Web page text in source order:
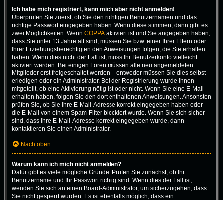
Ich habe mich registriert, kann mich aber nicht anmelden!
Überprüfen Sie zuerst, ob Sie den richtigen Benutzernamen und das
richtige Passwort eingegeben haben. Wenn diese stimmen, dann gibt es
zwei Möglichkeiten. Wenn COPPA aktiviert ist und Sie angegeben haben,
dass Sie unter 13 Jahre alt sind, müssen Sie bzw. einer Ihrer Eltern oder
Ihrer Erziehungsberechtigten den Anweisungen folgen, die Sie erhalten
haben. Wenn dies nicht der Fall ist, muss Ihr Benutzerkonto vielleicht
aktiviert werden. Bei einigen Foren müssen alle neu angemeldeten
Mitglieder erst freigeschaltet werden – entweder müssen Sie dies selbst
erledigen oder ein Administrator. Bei der Registrierung wurde Ihnen
mitgeteilt, ob eine Aktivierung nötig ist oder nicht. Wenn Sie eine E-Mail
erhalten haben, folgen Sie den dort enthaltenen Anweisungen. Ansonsten
prüfen Sie, ob Sie Ihre E-Mail-Adresse korrekt eingegeben haben oder
die E-Mail von einem Spam-Filter blockiert wurde. Wenn Sie sich sicher
sind, dass Ihre E-Mail-Adresse korrekt eingegeben wurde, dann
kontaktieren Sie einen Administrator.
Nach oben
Warum kann ich mich nicht anmelden?
Dafür gibt es viele mögliche Gründe. Prüfen Sie zunächst, ob Ihr
Benutzername und Ihr Passwort richtig sind. Wenn dies der Fall ist,
wenden Sie sich an einen Board-Administrator, um sicherzugehen, dass
Sie nicht gesperrt wurden. Es ist ebenfalls möglich, dass ein